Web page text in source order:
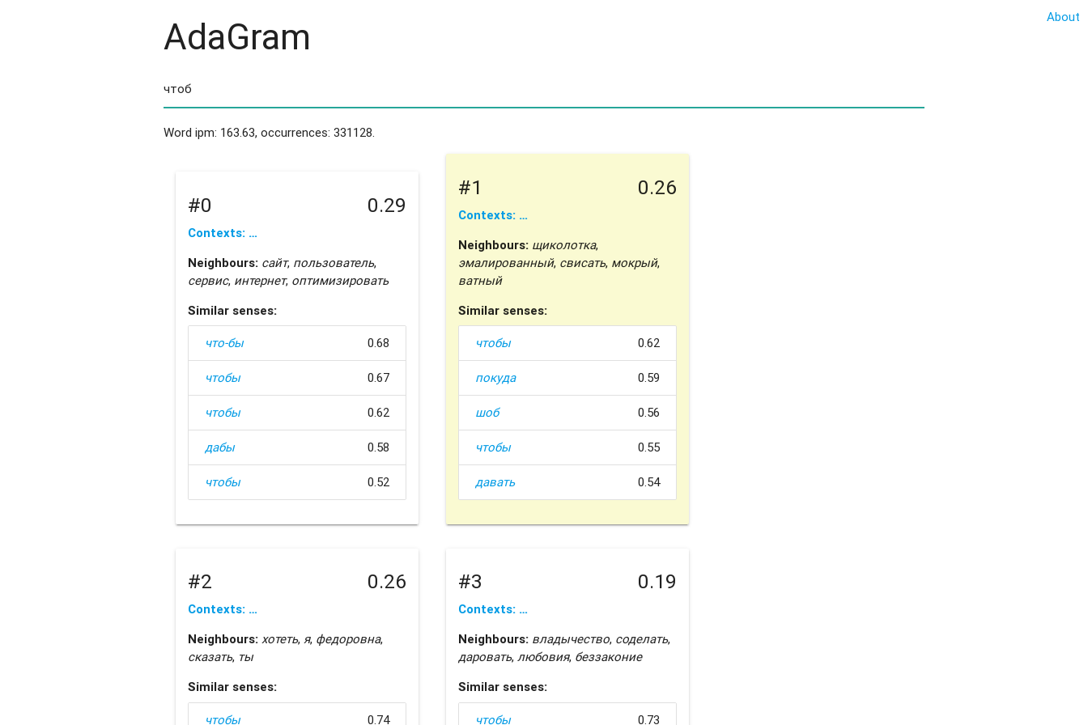
About
AdaGram
Word ipm: 163.63, occurrences: 331128.
#0 0.29
Contexts: …
Neighbours: сайт, пользователь,
сервис, интернет, оптимизировать
Similar senses:
что-бы 0.68
чтобы 0.67
чтобы 0.62
дабы 0.58
чтобы 0.52
#1 0.26
Contexts: …
Neighbours: щиколотка,
эмалированный, свисать, мокрый,
ватный
Similar senses:
чтобы 0.62
покуда 0.59
шоб 0.56
чтобы 0.55
давать 0.54
#2 0.26
Contexts: …
Neighbours: хотеть, я, федоровна,
сказать, ты
Similar senses:
чтобы 0.74
#3 0.19
Contexts: …
Neighbours: владычество, соделать,
даровать, любовия, беззаконие
Similar senses:
чтобы 0.73